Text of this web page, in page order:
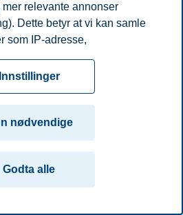
relevante annonser
Dette betyr at vi kan samle
som IP-adresse,
for at nettsiden skal
alle eller tilpasse ditt
hvilke
og formålene i innstillinger
Du kan når som helst endre
i innstillingene ved å
Innstillinger
nødvendige
Godta alle